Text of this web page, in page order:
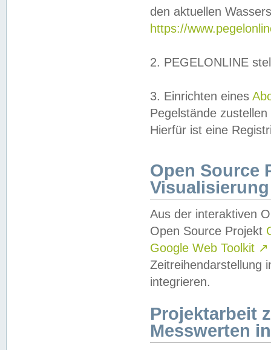
den aktuellen
https://
2. PEGELONLINE
3. Einrichten eines
Pegelstände
Hierfür ist eine
Open Source
Visualisierung
Aus der interaktiven
Open Source Projekt
Google Web Toolkit ↗
Zeitreihendarstellung
integrieren.
Projektarbeit
Messwerten